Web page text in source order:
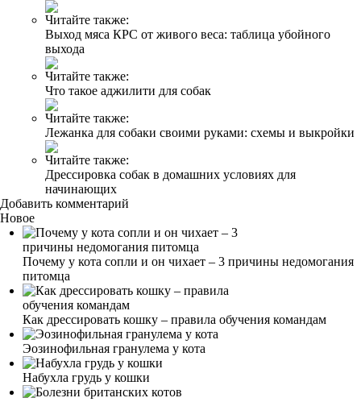
Читайте также:
Выход мяса КРС от живого веса: таблица убойного
выхода
Читайте также:
Что такое аджилити для собак
Читайте также:
Лежанка для собаки своими руками: схемы и выкройки
Читайте также:
Дрессировка собак в домашних условиях для
начинающих
Добавить комментарий
Новое
Почему у кота сопли и он чихает – 3 причины недомогания
питомца
Как дрессировать кошку – правила обучения командам
Эозинофильная гранулема у кота
Набухла грудь у кошки